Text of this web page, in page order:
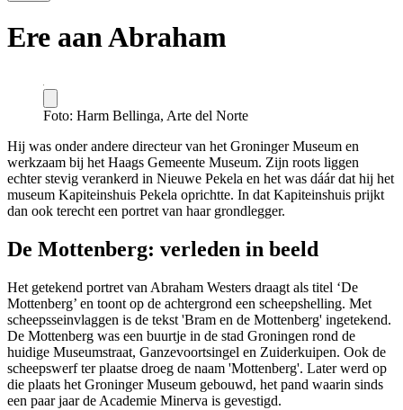
Ere aan Abraham
Foto: Harm Bellinga, Arte del Norte
Hij was onder andere directeur van het Groninger Museum en
werkzaam bij het Haags Gemeente Museum. Zijn roots liggen
echter stevig verankerd in Nieuwe Pekela en het was dáár dat hij het
museum Kapiteinshuis Pekela oprichtte. In dat Kapiteinshuis prijkt
dan ook terecht een portret van haar grondlegger.
De Mottenberg: verleden in beeld
Het getekend portret van Abraham Westers draagt als titel ‘De
Mottenberg’ en toont op de achtergrond een scheepshelling. Met
scheepsseinvlaggen is de tekst 'Bram en de Mottenberg' ingetekend.
De Mottenberg was een buurtje in de stad Groningen rond de
huidige Museumstraat, Ganzevoortsingel en Zuiderkuipen. Ook de
scheepswerf ter plaatse droeg de naam 'Mottenberg'. Later werd op
die plaats het Groninger Museum gebouwd, het pand waarin sinds
een paar jaar de Academie Minerva is gevestigd.